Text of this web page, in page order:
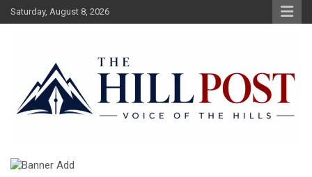
Skip
to
Saturday, August 8, 2026
The Hillpost